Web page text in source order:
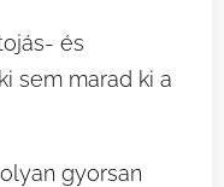
és
sem marad ki a
gyorsan